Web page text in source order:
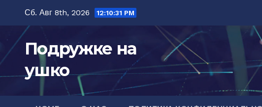
содержимому
Сб. Авг 8th, 2026 12:10:33 PM
Подружке на
ушко